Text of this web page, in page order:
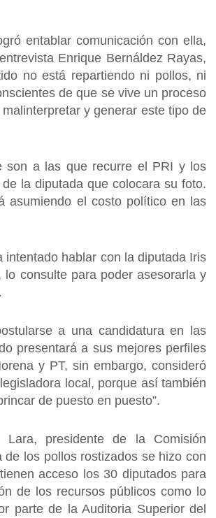
entablar comunicación con ella,
Enrique Bernáldez Rayas,
no está repartiendo ni pollos, ni
de que se vive un proceso
y generar este tipo de
son a las que recurre el PRI y los
la diputada que colocara su foto.
asumiendo el costo político en las
hablar con la diputada Iris
consulte para poder asesorarla y
a una candidatura en las
presentará a sus mejores perfiles
y PT, sin embargo, consideró
local, porque así también
de puesto en puesto”.
presidente de la Comisión
los pollos rostizados se hizo con
acceso los 30 diputados para
de los recursos públicos como lo
parte de la Auditoria Superior del